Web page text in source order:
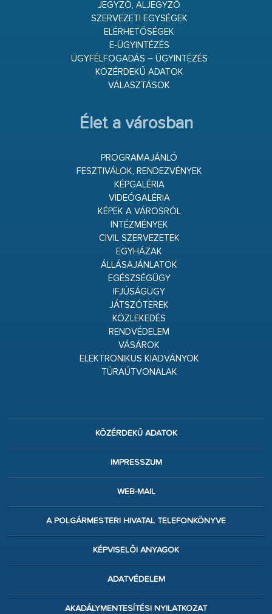
JEGYZŐ, ALJEGYZŐ
SZERVEZETI EGYSÉGEK
ELÉRHETŐSÉGEK
E-ÜGYINTÉZÉS
ÜGYFÉLFOGADÁS – ÜGYINTÉZÉS
KÖZÉRDEKŰ ADATOK
VÁLASZTÁSOK
Élet a városban
PROGRAMAJÁNLÓ
FESZTIVÁLOK, RENDEZVÉNYEK
KÉPGALÉRIA
VIDEÓGALÉRIA
KÉPEK A VÁROSRÓL
INTÉZMÉNYEK
CIVIL SZERVEZETEK
EGYHÁZAK
ÁLLÁSAJÁNLATOK
EGÉSZSÉGÜGY
IFJÚSÁGÜGY
JÁTSZÓTEREK
KÖZLEKEDÉS
RENDVÉDELEM
VÁSÁROK
ELEKTRONIKUS KIADVÁNYOK
TÚRAÚTVONALAK
KÖZÉRDEKŰ ADATOK
IMPRESSZUM
WEB-MAIL
A POLGÁRMESTERI HIVATAL TELEFONKÖNYVE
KÉPVISELŐI ANYAGOK
ADATVÉDELEM
AKADÁLYMENTESÍTÉSI NYILATKOZAT